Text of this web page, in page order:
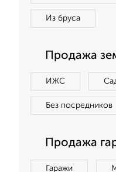
Из бруса
Продажа
ИЖС
Без посредников
Продажа
Гаражи